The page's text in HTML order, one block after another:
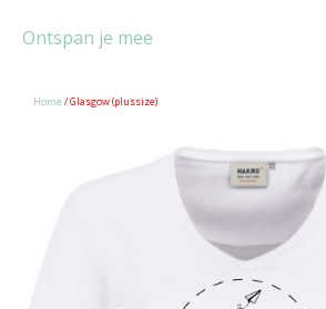
Ontspan je mee
Home / Glasgow (plussize)